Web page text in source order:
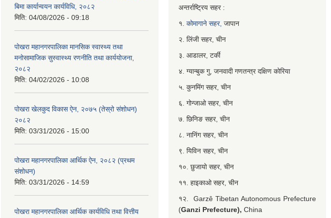
बिमा कार्यान्वयन कार्यविधि, २०८२
मिति: 04/08/2026 - 09:18
पोखरा महानगरपालिका मानसिक स्वास्थ्य तथा
मनोसामाजिक सुस्वास्थ्य रणनीति तथा कार्ययोजना,
२०८२
मिति: 04/02/2026 - 10:08
पोखरा खेलकुद विकास ऐन, २०७५ (तेस्रो संशोधन)
२०८२
मिति: 03/31/2026 - 15:00
पोखरा महानगरपालिका आर्थिक ऐन, २०८२ (प्रथम
संशोधन)
मिति: 03/31/2026 - 14:59
पोखरा महानगरपालिका आर्थिक कार्यविधि तथा वित्तीय
अन्तर्राष्ट्रिय सहर :
१. कोमागाने सहर, जापान
२. लिंजी सहर, चीन
३. आडालर, टर्की
४. ग्यान्बुक गु, जनवादी गणतन्त्र दक्षिण कोरिया
५. कुनमिंग सहर, चीन
६. गोन्जाओ सहर, चीन
७. छिनिङ सहर, चीन
८. नानिंग सहर, चीन
९. यिविन सहर, चीन
१०. छुजायो सहर, चीन
११. हाइकाओ सहर, चीन
१२. Garzê Tibetan Autonomous Prefecture
(Ganzi Prefecture), China